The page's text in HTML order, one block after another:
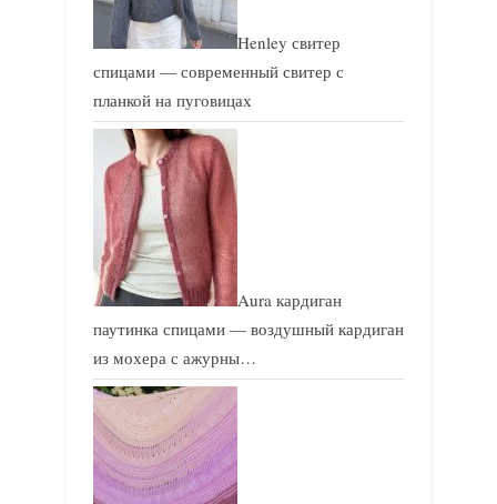
Henley свитер
спицами — современный свитер с
планкой на пуговицах
Aura кардиган
паутинка спицами — воздушный кардиган
из мохера с ажурны…